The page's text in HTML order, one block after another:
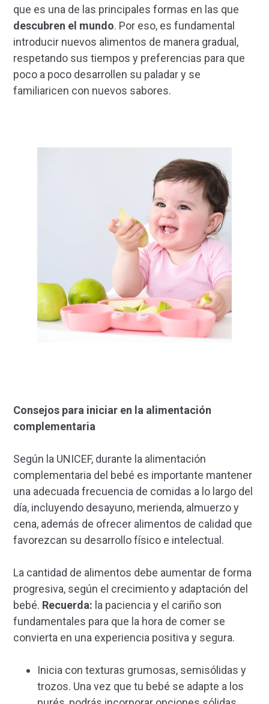
que es una de las principales formas en las que
descubren el mundo. Por eso, es fundamental
introducir nuevos alimentos de manera gradual,
respetando sus tiempos y preferencias para que
poco a poco desarrollen su paladar y se
familiaricen con nuevos sabores.
Consejos para iniciar en la alimentación
complementaria
Según la UNICEF, durante la alimentación
complementaria del bebé es importante mantener
una adecuada frecuencia de comidas a lo largo del
día, incluyendo desayuno, merienda, almuerzo y
cena, además de ofrecer alimentos de calidad que
favorezcan su desarrollo físico e intelectual.
La cantidad de alimentos debe aumentar de forma
progresiva, según el crecimiento y adaptación del
bebé. Recuerda: la paciencia y el cariño son
fundamentales para que la hora de comer se
convierta en una experiencia positiva y segura.
Inicia con texturas grumosas, semisólidas y
trozos. Una vez que tu bebé se adapte a los